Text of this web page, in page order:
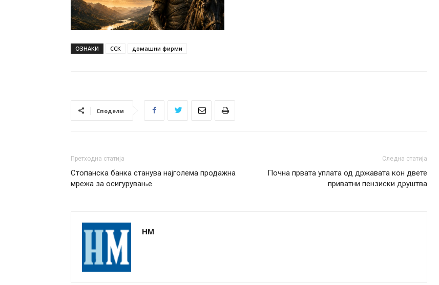
ОЗНАКИ ССК домашни фирми
Сподели
Претходна статија
Стопанска банка станува најголема продажна
мрежа за осигурување
Следна статија
Почна првата уплата од државата кон двете
приватни пензиски друштва
НМ